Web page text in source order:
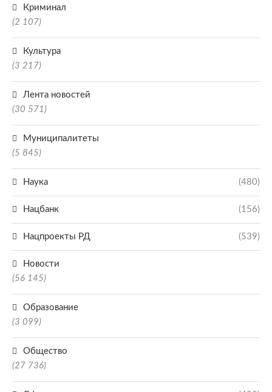
Криминал
(2 107)
Культура
(3 217)
Лента новостей
(30 571)
Муниципалитеты
(5 845)
Наука (480)
Нацбанк (156)
Нацпроекты РД (539)
Новости
(56 145)
Образование
(3 099)
Общество
(27 736)